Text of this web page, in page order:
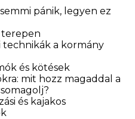
pánik, legyen ez
terepen
technikák a kormány
és kötések
mit hozz magaddal a
és kajakos